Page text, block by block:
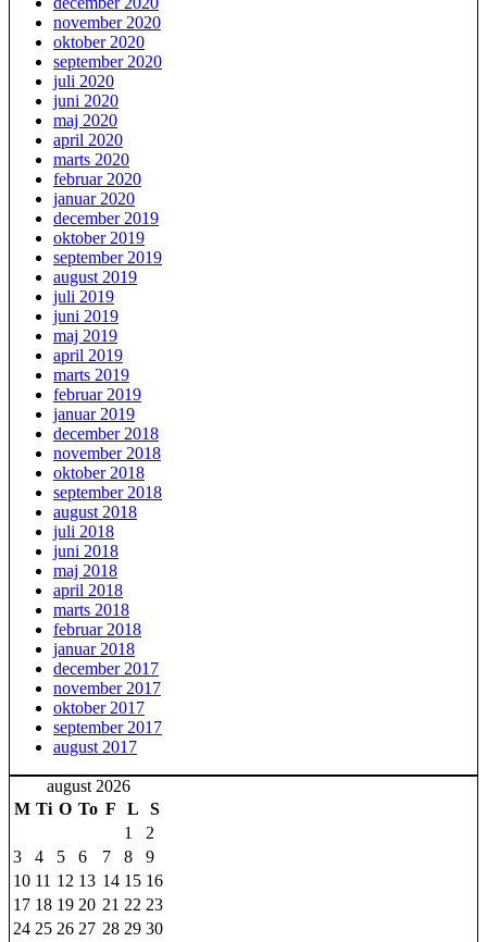
november 2020
oktober 2020
september 2020
juli 2020
juni 2020
maj 2020
april 2020
marts 2020
februar 2020
januar 2020
december 2019
oktober 2019
september 2019
august 2019
juli 2019
juni 2019
maj 2019
april 2019
marts 2019
februar 2019
januar 2019
december 2018
november 2018
oktober 2018
september 2018
august 2018
juli 2018
juni 2018
maj 2018
april 2018
marts 2018
februar 2018
januar 2018
december 2017
november 2017
oktober 2017
september 2017
august 2017
august 2026
M Ti O To F L
S
1
2
3
4 5 6 7 8
9
10 11 12 13 14 15 16
17 18 19 20 21 22 23
24 25 26 27 28 29 30